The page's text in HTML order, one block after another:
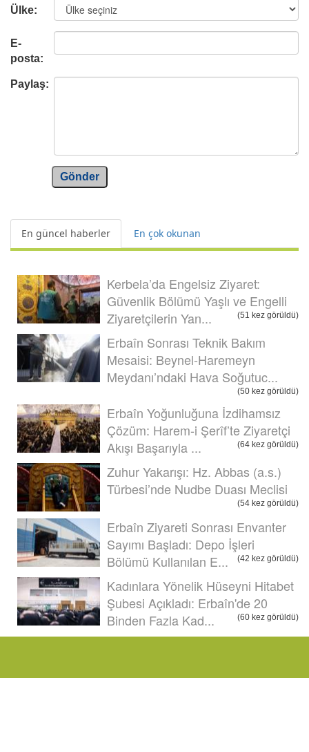
Ülke:
E-
posta:
Paylaş:
Gönder
En güncel haberler En çok okunan
Kerbela’da Engelsiz Ziyaret:
Güvenlik Bölümü Yaşlı ve Engelli
Ziyaretçilerin Yan...
(51 kez görüldü)
Erbaîn Sonrası Teknik Bakım
Mesaisi: Beynel-Haremeyn
Meydanı’ndaki Hava Soğutuc...
(50 kez görüldü)
Erbaîn Yoğunluğuna İzdihamsız
Çözüm: Harem-i Şerîf’te Ziyaretçi
Akışı Başarıyla ...
(64 kez görüldü)
Zuhur Yakarışı: Hz. Abbas (a.s.)
Türbesi’nde Nudbe Duası Meclisi
(54 kez görüldü)
Erbaîn Ziyareti Sonrası Envanter
Sayımı Başladı: Depo İşleri
Bölümü Kullanılan E...
(42 kez görüldü)
Kadınlara Yönelik Hüseyni Hitabet
Şubesi Açıkladı: Erbaîn'de 20
Binden Fazla Kad...
(60 kez görüldü)